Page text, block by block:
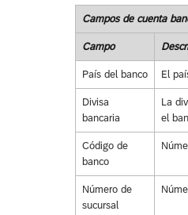
Campos de cuenta
Campo
País del banco El
Divisa
bancaria
La
el
Código de
banco
Número de
sucursal